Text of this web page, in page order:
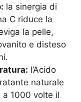
la sinergia di
C riduce la
la pelle,
e disteso
l’Acido
naturale
1000 volte il